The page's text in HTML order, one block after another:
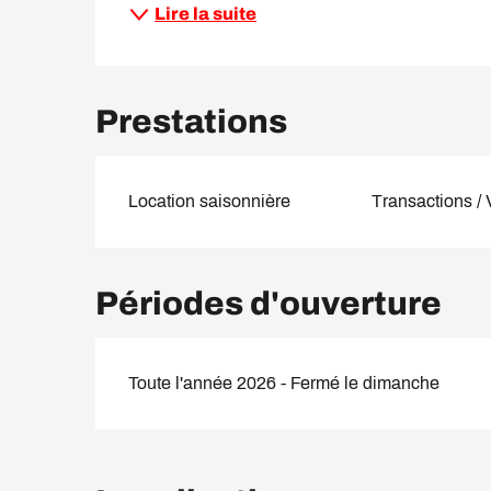
Lire la suite
Prestations
Location saisonnière Transactions /
Périodes d'ouverture
Toute l'année 2026 - Fermé le dimanche